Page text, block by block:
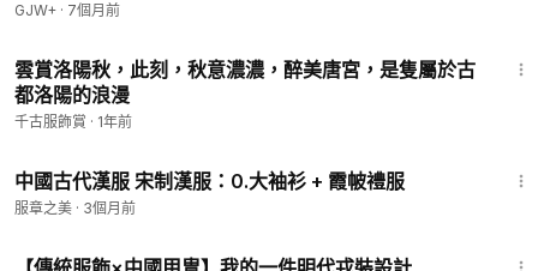
GJW+ · 7個月前
雲賞洛陽秋，此刻，秋意濃濃，醉美唐宮，是隻屬於古
都洛陽的浪漫
千古服飾賞 · 1年前
中國古代漢服 宋制漢服：0.大袖衫 + 霞帔禮服
服章之美 · 3個月前